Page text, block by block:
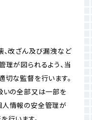
、改ざん及び漏洩など
理が図られるよう、当
切な監督を行います。
いの全部又は一部を
人情報の安全管理が